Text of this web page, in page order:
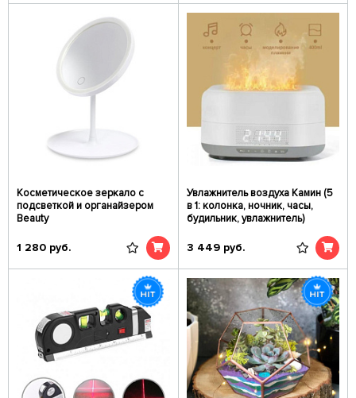
Косметическое зеркало с
подсветкой и органайзером
Beauty
1 280 руб.
Увлажнитель воздуха Камин (5
в 1: колонка, ночник, часы,
будильник, увлажнитель)
3 449 руб.